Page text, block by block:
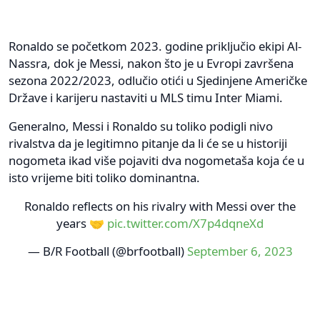
Ronaldo se početkom 2023. godine priključio ekipi Al-
Nassra, dok je Messi, nakon što je u Evropi završena
sezona 2022/2023, odlučio otići u Sjedinjene Američke
Države i karijeru nastaviti u MLS timu Inter Miami.
Generalno, Messi i Ronaldo su toliko podigli nivo
rivalstva da je legitimno pitanje da li će se u historiji
nogometa ikad više pojaviti dva nogometaša koja će u
isto vrijeme biti toliko dominantna.
Ronaldo reflects on his rivalry with Messi over the
years 🤝 pic.twitter.com/X7p4dqneXd
— B/R Football (@brfootball) September 6, 2023